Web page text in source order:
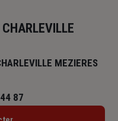
MEZIERES
87